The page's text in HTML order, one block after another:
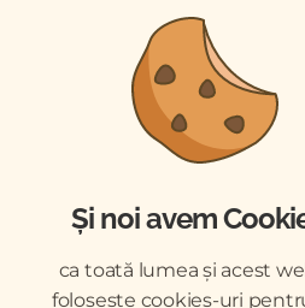
ȘTIINȚĂ ȘI PRACTICĂ
DESCĂRCĂRI ACREDITARE
Și noi avem
ca toată lumea și acest
folosește cookies-uri